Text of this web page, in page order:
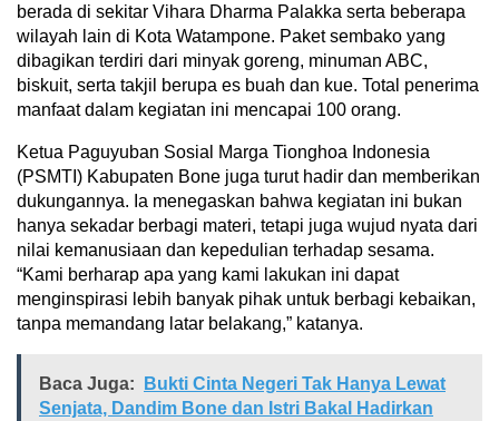
berada di sekitar Vihara Dharma Palakka serta beberapa
wilayah lain di Kota Watampone. Paket sembako yang
dibagikan terdiri dari minyak goreng, minuman ABC,
biskuit, serta takjil berupa es buah dan kue. Total penerima
manfaat dalam kegiatan ini mencapai 100 orang.
Ketua Paguyuban Sosial Marga Tionghoa Indonesia
(PSMTI) Kabupaten Bone juga turut hadir dan memberikan
dukungannya. Ia menegaskan bahwa kegiatan ini bukan
hanya sekadar berbagi materi, tetapi juga wujud nyata dari
nilai kemanusiaan dan kepedulian terhadap sesama.
“Kami berharap apa yang kami lakukan ini dapat
menginspirasi lebih banyak pihak untuk berbagi kebaikan,
tanpa memandang latar belakang,” katanya.
Baca Juga:
Bukti Cinta Negeri Tak Hanya Lewat
Senjata, Dandim Bone dan Istri Bakal Hadirkan